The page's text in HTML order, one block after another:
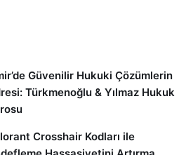
Güvenilir Hukuki Çözümlerin
Türkmenoğlu & Yılmaz Hukuk
Crosshair Kodları ile